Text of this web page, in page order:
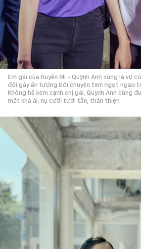
Em gái của Huyền Mi - Quỳnh Anh cũng là vợ
đôi gây ấn tượng bởi chuyện tình ngọt ngào
Không hề kém cạnh chị gái, Quỳnh Anh cũng
mặt khả ái, nụ cười tươi tắn, thân thiện